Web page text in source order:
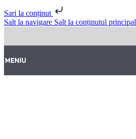
Sari la conținut
Salt la navigare Salt la conținutul principal
MENIU